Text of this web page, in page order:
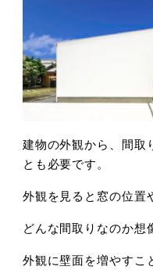
建物の外観から、間取
とも必要です。
外観を見ると窓の位置
どんな間取りなのか想
外観に壁面を増やすこ